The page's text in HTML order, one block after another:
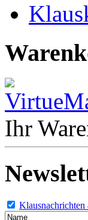
Ihr
Klausnachrichten